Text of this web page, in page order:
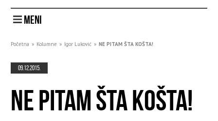
MENI
Početna » Kolumne » Igor Luković » NE PITAM ŠTA KOŠTA!
09.12.2015.
NE PITAM ŠTA KOŠTA!